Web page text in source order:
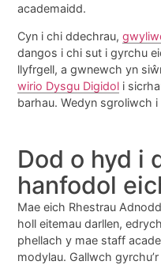
academaidd.
Cyn i chi ddechrau,
dangos i chi sut i gyrchu
llyfrgell, a gwnewch yn
wirio Dysgu Digidol i
barhau. Wedyn sgroliwch
Dod o hyd i
hanfodol
Mae eich Rhestrau
holl eitemau darllen,
phellach y mae staff
modylau. Gallwch